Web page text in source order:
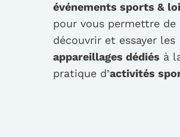
événements sports &
pour vous permettre de
découvrir et essayer les
appareillages dédiés à
pratique d’activités